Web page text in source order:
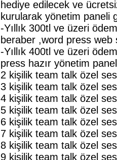
hediye edilecek ve
kurularak yönetim paneli
-Yıllık 300tl ve üzeri
beraber ,word press web
-Yıllık 400tl ve üzeri
press hazır yönetim
2 kişilik team talk özel
3 kişilik team talk özel
4 kişilik team talk özel
5 kişilik team talk özel
6 kişilik team talk özel
7 kişilik team talk özel
8 kişilik team talk özel
9 kişilik team talk özel